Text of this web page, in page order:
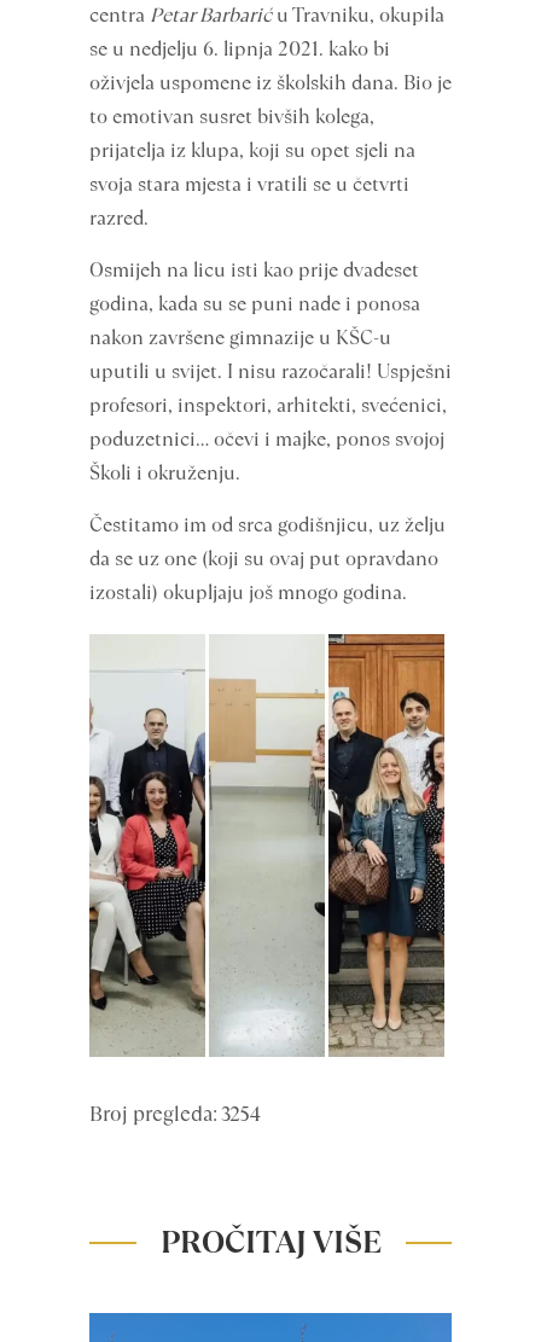
centra Petar Barbariću Travniku, okupila
se u nedjelju 6. lipnja 2021. kako bi
oživjela uspomene iz školskih dana. Bio je
to emotivan susret bivših kolega,
prijatelja iz klupa, koji su opet sjeli na
svoja stara mjesta i vratili se u četvrti
razred.
Osmijeh na licu isti kao prije dvadeset
godina, kada su se puni nade i ponosa
nakon završene gimnazije u KŠC-u
uputili u svijet. I nisu razočarali! Uspješni
profesori, inspektori, arhitekti, svećenici,
poduzetnici… očevi i majke, ponos svojoj
Školi i okruženju.
Čestitamo im od srca godišnjicu, uz želju
da se uz one (koji su ovaj put opravdano
izostali) okupljaju još mnogo godina.
Broj pregleda: 3254
PROČITAJ VIŠE